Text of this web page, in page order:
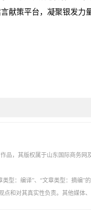
献策平台，凝聚银发力
品，其版权属于山东国际商务
型：编译”、“文章类型：摘编
和对其真实性负责。其他媒体